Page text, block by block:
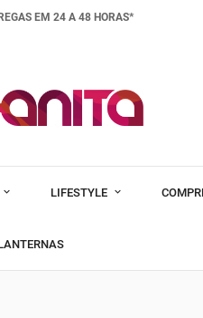
EM 24 A 48 HORAS*
LIFESTYLE